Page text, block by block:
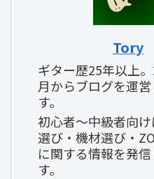
Tory
ギター歴25年以上
月からブログを運営
す。
初心者〜中級者向
選び・機材選び・
に関する情報を発信
す。